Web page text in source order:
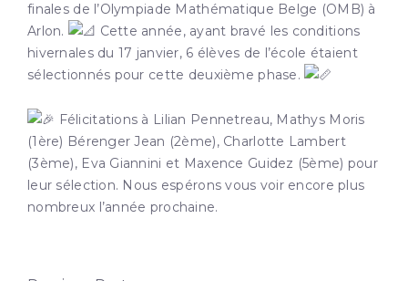
finales de l’Olympiade Mathématique Belge (OMB) à
Arlon.
Cette année, ayant bravé les conditions
hivernales du 17 janvier, 6 élèves de l’école étaient
sélectionnés pour cette deuxième phase.
Félicitations à Lilian Pennetreau, Mathys Moris
(1ère) Bérenger Jean (2ème), Charlotte Lambert
(3ème), Eva Giannini et Maxence Guidez (5ème) pour
leur sélection. Nous espérons vous voir encore plus
nombreux l’année prochaine.